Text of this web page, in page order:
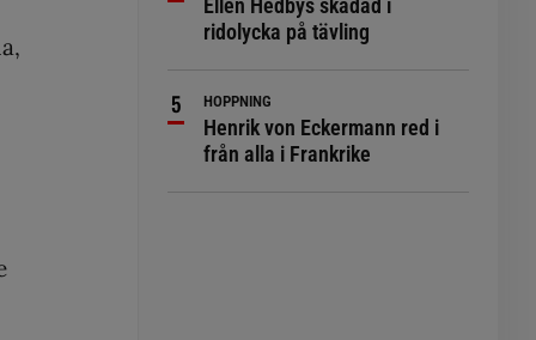
Ellen Hedbys skadad i
ridolycka på tävling
HOPPNING
Henrik von Eckermann red i
från alla i Frankrike